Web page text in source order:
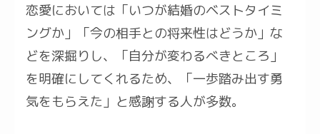
恋愛においては「いつが結婚のベストタイミ
ングか」「今の相手との将来性はどうか」な
どを深掘りし、「自分が変わるべきところ」
を明確にしてくれるため、「一歩踏み出す勇
気をもらえた」と感謝する人が多数。